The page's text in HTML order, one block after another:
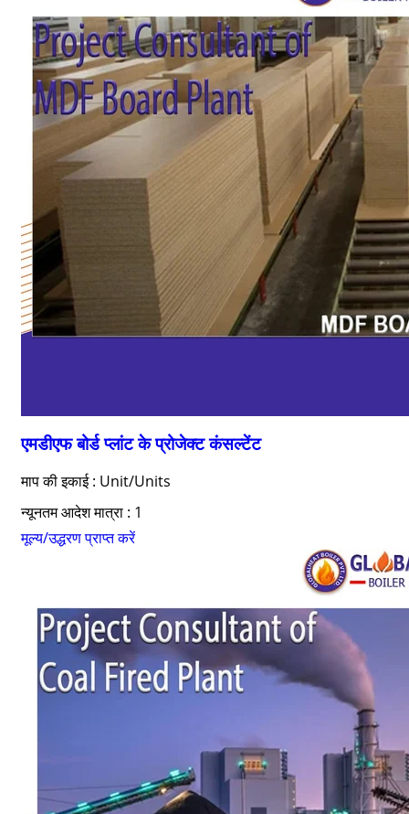
एमडीएफ बोर्ड प्लांट के प्रोजेक्ट कंसल्टेंट
माप की इकाई : Unit/Units
न्यूनतम आदेश मात्रा : 1
मूल्य/उद्धरण प्राप्त करें